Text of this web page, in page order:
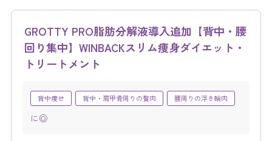
GROTTY PRO脂肪分解液導入追加【背中・腰
回り集中】WINBACKスリム痩身ダイエット・
トリートメント
背中痩せ 背中・肩甲骨周りの贅肉 腰周りの浮き輪肉
に◎